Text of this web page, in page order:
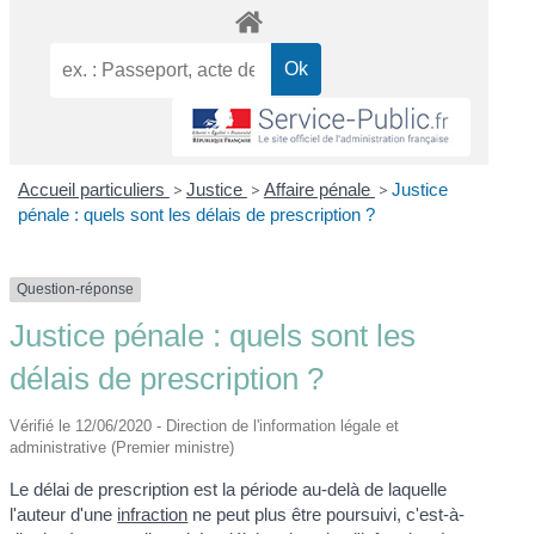
Accueil particuliers > Justice > Affaire pénale > Justice
pénale : quels sont les délais de prescription ?
Question-réponse
Justice pénale : quels sont les
délais de prescription ?
Vérifié le 12/06/2020 - Direction de l'information légale et
administrative (Premier ministre)
Le délai de prescription est la période au-delà de laquelle
l'auteur d'une infraction ne peut plus être poursuivi, c'est-à-